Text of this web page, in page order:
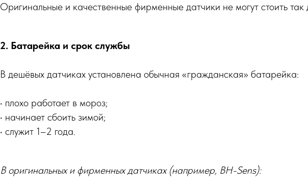
Оригинальные и качественные фирменные датчики не могут стоить так
2. Батарейка и срок службы
В дешёвых датчиках установлена обычная «гражданская» батарейка:
• плохо работает в мороз;
• начинает сбоить зимой;
• служит 1–2 года.
В оригинальных и фирменных датчиках (например, BH-Sens):